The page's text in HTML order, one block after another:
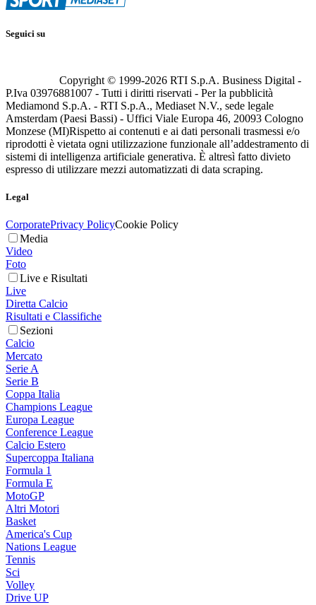
Seguici su
Copyright © 1999-2026 RTI S.p.A. Business Digital -
P.Iva 03976881007 - Tutti i diritti riservati - Per la pubblicità
Mediamond S.p.A. - RTI S.p.A., Mediaset N.V., sede legale
Amsterdam (Paesi Bassi) - Uffici Viale Europa 46, 20093 Cologno
Monzese (MI)Rispetto ai contenuti e ai dati personali trasmessi e/o
riprodotti è vietata ogni utilizzazione funzionale all’addestramento di
sistemi di intelligenza artificiale generativa. È altresì fatto divieto
espresso di utilizzare mezzi automatizzati di data scraping.
Legal
CorporatePrivacy PolicyCookie Policy
Media
Video
Foto
Live e Risultati
Live
Diretta Calcio
Risultati e Classifiche
Sezioni
Calcio
Mercato
Serie A
Serie B
Coppa Italia
Champions League
Europa League
Conference League
Calcio Estero
Supercoppa Italiana
Formula 1
Formula E
MotoGP
Altri Motori
Basket
America's Cup
Nations League
Tennis
Sci
Volley
Drive UP